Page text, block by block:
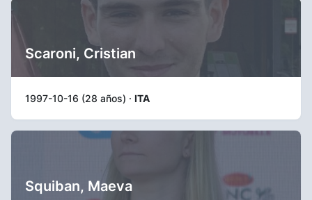
Scaroni, Cristian
1997-10-16 (28 años) · ITA
Squiban, Maeva